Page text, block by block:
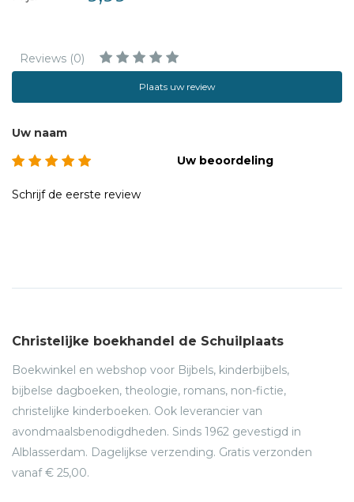
Reviews (0)
Plaats uw review
Uw naam
Uw beoordeling
Schrijf de eerste review
Christelijke boekhandel de Schuilplaats
Boekwinkel en webshop voor Bijbels, kinderbijbels,
bijbelse dagboeken, theologie, romans, non-fictie,
christelijke kinderboeken. Ook leverancier van
avondmaalsbenodigdheden. Sinds 1962 gevestigd in
Alblasserdam. Dagelijkse verzending. Gratis verzonden
vanaf € 25,00.